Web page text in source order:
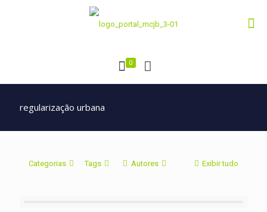
0
regularização urbana
Categorias Tags Autores Exibir tudo